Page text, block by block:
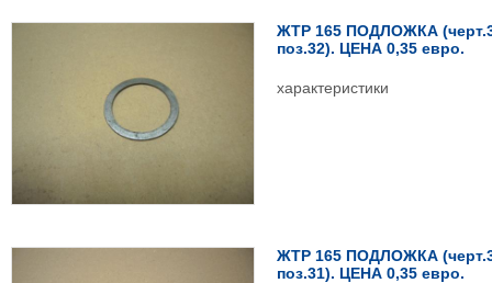
ЖТР 165 ПОДЛОЖКА
поз.32). ЦЕНА 0,35 евро.
характеристики
ЖТР 165 ПОДЛОЖКА
поз.31). ЦЕНА 0,35 евро.